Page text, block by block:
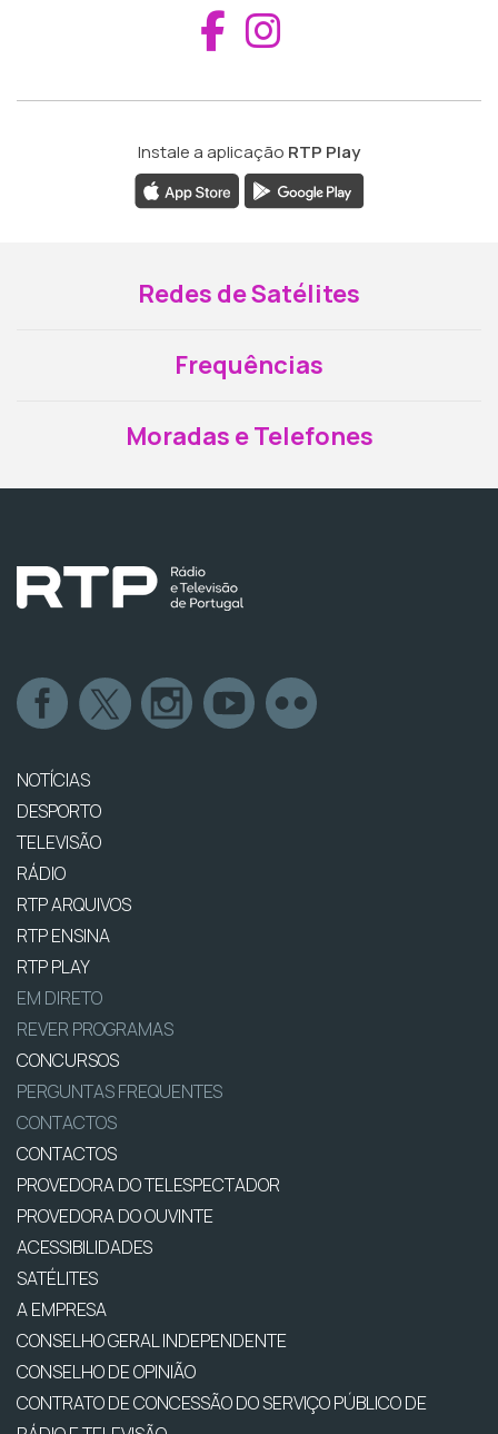
Aceder ao
Instale a aplicação RTP Play
Redes de Satélites
Frequências
Moradas e Telefones
NOTÍCIAS
DESPORTO
TELEVISÃO
RÁDIO
RTP ARQUIVOS
RTP ENSINA
RTP PLAY
EM DIRETO
REVER PROGRAMAS
CONCURSOS
PERGUNTAS FREQUENTES
CONTACTOS
CONTACTOS
PROVEDORA DO TELESPECTADOR
PROVEDORA DO OUVINTE
ACESSIBILIDADES
SATÉLITES
A EMPRESA
CONSELHO GERAL INDEPENDENTE
CONSELHO DE OPINIÃO
CONTRATO DE CONCESSÃO DO SERVIÇO PÚBLICO DE